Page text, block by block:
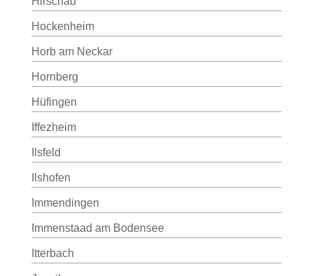
Hockenheim
Horb am Neckar
Hornberg
Hüfingen
Iffezheim
Ilsfeld
Ilshofen
Immendingen
Immenstaad am Bodensee
Itterbach